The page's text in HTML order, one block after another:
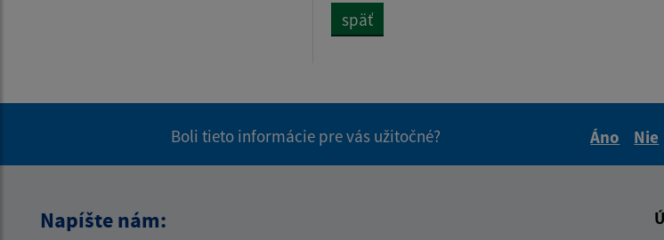
späť
Boli tieto informácie pre vás užitočné?
Áno
Nie
Napíšte nám: